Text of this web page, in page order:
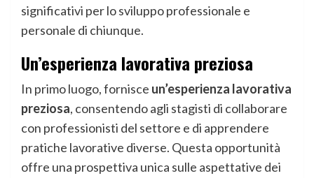
significativi per lo sviluppo professionale e
personale di chiunque.
Un’esperienza lavorativa preziosa
In primo luogo, fornisce un’esperienza lavorativa
preziosa, consentendo agli stagisti di collaborare
con professionisti del settore e di apprendere
pratiche lavorative diverse. Questa opportunità
offre una prospettiva unica sulle aspettative dei